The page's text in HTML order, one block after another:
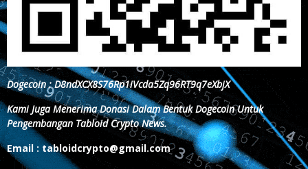
Dogecoin : D8ndXCX8S76Rp1iVcda5Zq96RT9q7eXbjX
Kami Juga Menerima Donasi Dalam Bentuk Dogecoin Untuk
Pengembangan Tabloid Crypto News.
Email : tabloidcrypto@gmail.com